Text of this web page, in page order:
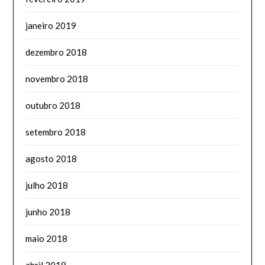
janeiro 2019
dezembro 2018
novembro 2018
outubro 2018
setembro 2018
agosto 2018
julho 2018
junho 2018
maio 2018